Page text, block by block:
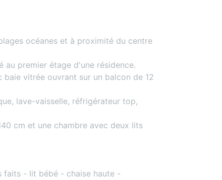
océanes et à proximité du centre
premier étage d'une résidence.
vitrée ouvrant sur un balcon de 12
lave-vaisselle, réfrigérateur top,
cm et une chambre avec deux lits
faits - lit bébé - chaise haute -